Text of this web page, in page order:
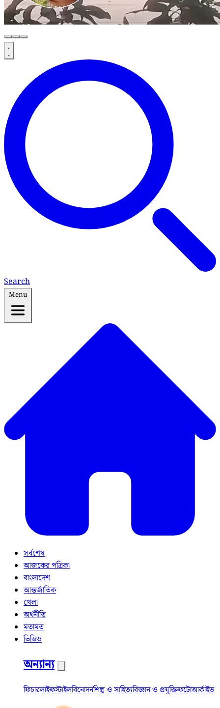
Search
Menu
সর্বশেষ
আজকের পত্রিকা
বাংলাদেশ
আন্তর্জাতিক
খেলা
অর্থনীতি
মতামত
ভিডিও
অন্যান্য
ফিচারলাইফস্টাইলবিনোদনশিল্প ও সাহিত্যবিজ্ঞান ও প্রযুক্তিফটোআর্কাইভ